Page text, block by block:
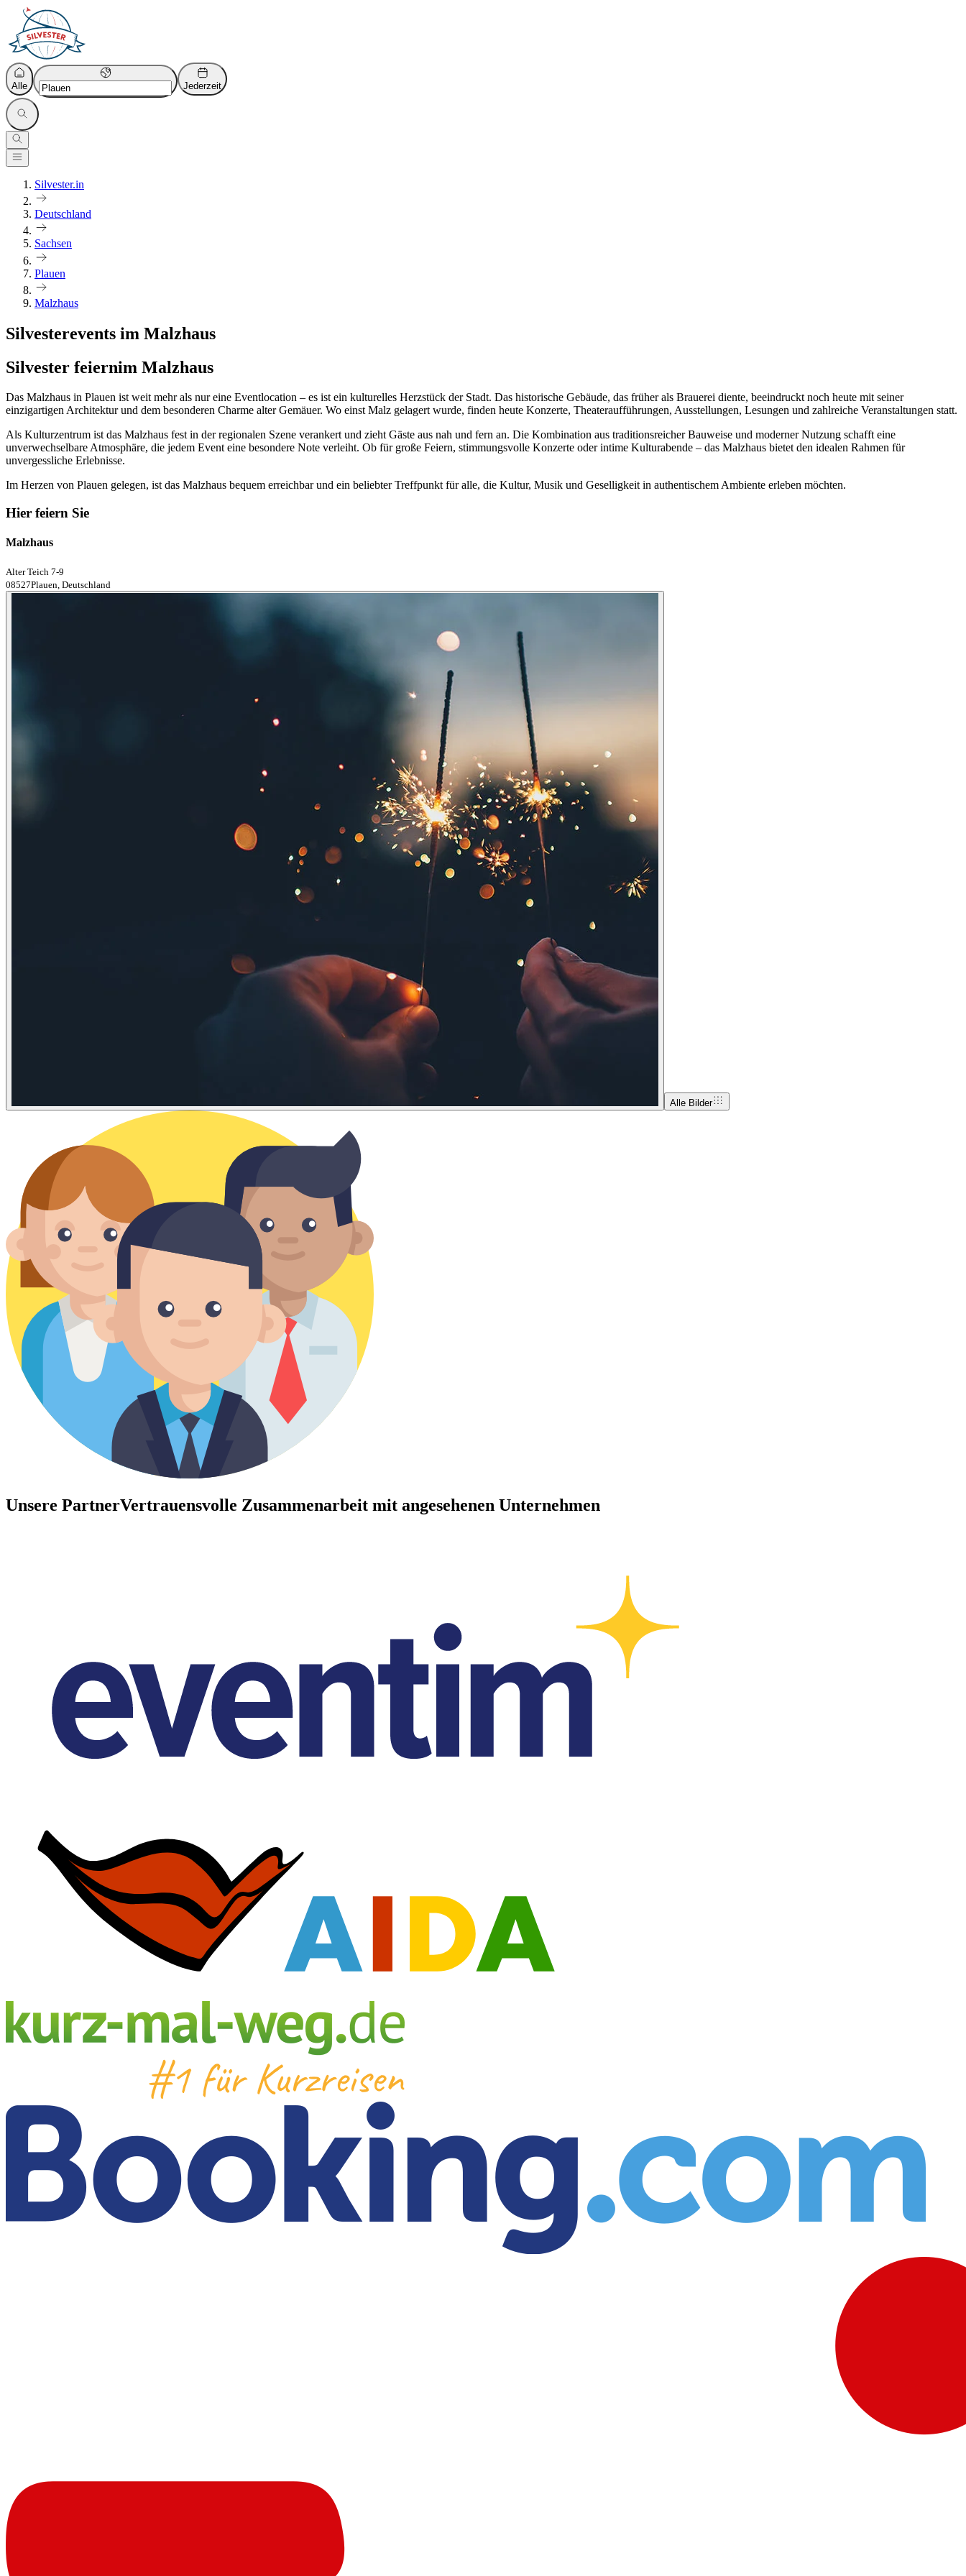
Alle Jederzeit
Silvester.in
Deutschland
Sachsen
Plauen
Malzhaus
Silvesterevents im Malzhaus
Silvester feiernim Malzhaus
Das Malzhaus in Plauen ist weit mehr als nur eine Eventlocation – es ist ein kulturelles Herzstück der Stadt. Das historische Gebäude, das früher als Brauerei diente, beeindruckt noch heute mit seiner
einzigartigen Architektur und dem besonderen Charme alter Gemäuer. Wo einst Malz gelagert wurde, finden heute Konzerte, Theateraufführungen, Ausstellungen, Lesungen und zahlreiche Veranstaltungen statt.
Als Kulturzentrum ist das Malzhaus fest in der regionalen Szene verankert und zieht Gäste aus nah und fern an. Die Kombination aus traditionsreicher Bauweise und moderner Nutzung schafft eine
unverwechselbare Atmosphäre, die jedem Event eine besondere Note verleiht. Ob für große Feiern, stimmungsvolle Konzerte oder intime Kulturabende – das Malzhaus bietet den idealen Rahmen für
unvergessliche Erlebnisse.
Im Herzen von Plauen gelegen, ist das Malzhaus bequem erreichbar und ein beliebter Treffpunkt für alle, die Kultur, Musik und Geselligkeit in authentischem Ambiente erleben möchten.
Hier feiern Sie
Malzhaus
Alter Teich 7-9
08527Plauen, Deutschland
Alle Bilder
Unsere PartnerVertrauensvolle Zusammenarbeit mit angesehenen Unternehmen